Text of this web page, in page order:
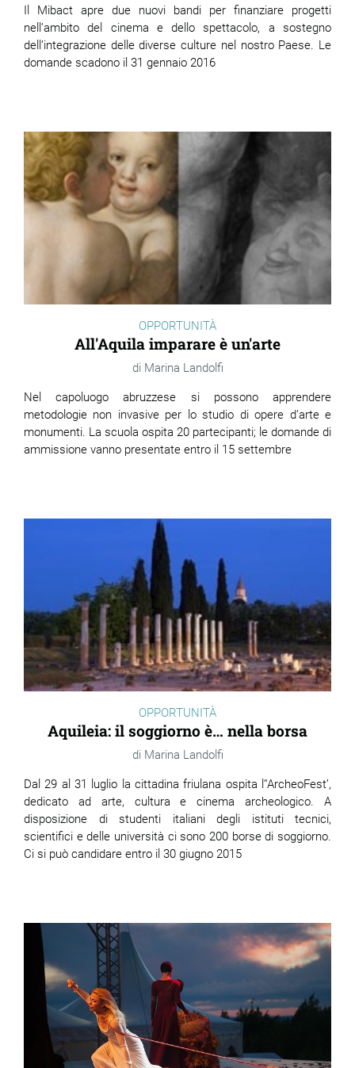
Il Mibact apre due nuovi bandi per finanziare progetti
nell’ambito del cinema e dello spettacolo, a sostegno
dell’integrazione delle diverse culture nel nostro Paese. Le
domande scadono il 31 gennaio 2016
OPPORTUNITÀ
All'Aquila imparare è un'arte
Marina Landolfi
Nel capoluogo abruzzese si possono apprendere
metodologie non invasive per lo studio di opere d’arte e
monumenti. La scuola ospita 20 partecipanti; le domande di
ammissione vanno presentate entro il 15 settembre
OPPORTUNITÀ
Aquileia: il soggiorno è… nella borsa
Marina Landolfi
Dal 29 al 31 luglio la cittadina friulana ospita l’'ArcheoFest’,
dedicato ad arte, cultura e cinema archeologico. A
disposizione di studenti italiani degli istituti tecnici,
scientifici e delle università ci sono 200 borse di soggiorno.
Ci si può candidare entro il 30 giugno 2015